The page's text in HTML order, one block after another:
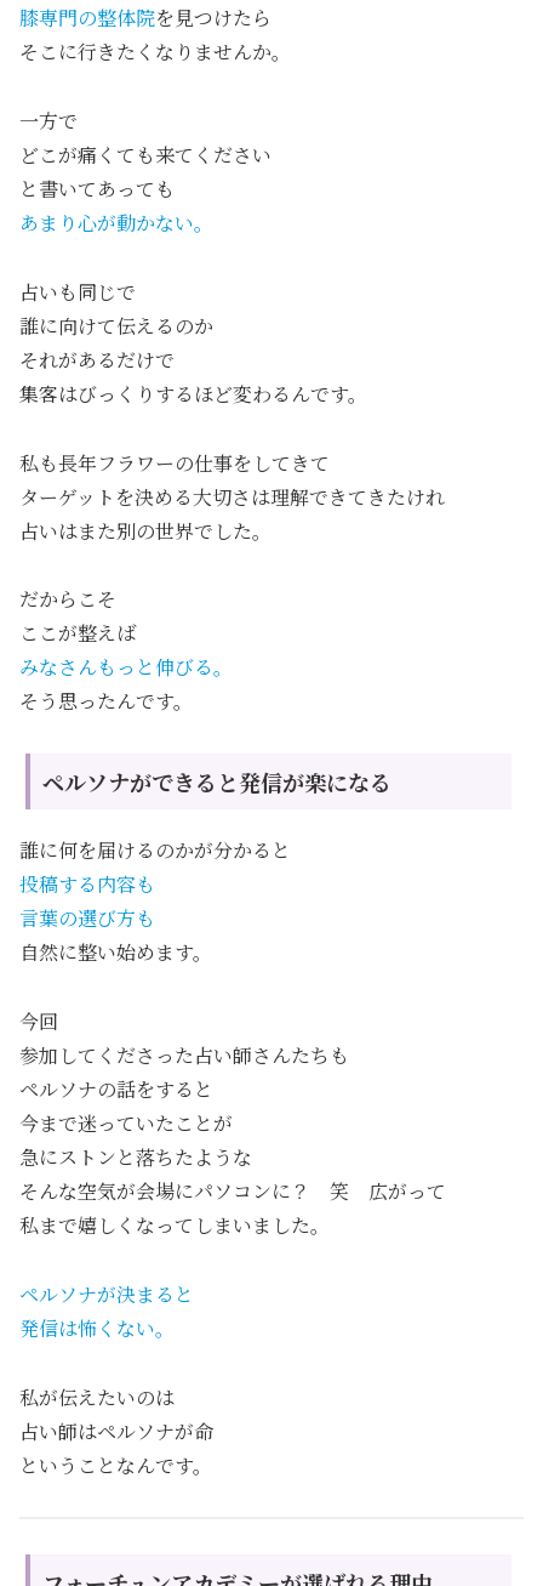
膝専門の整体院を見つけたら
そこに行きたくなりませんか。
一方で
どこが痛くても来てください
と書いてあっても
あまり心が動かない。
占いも同じで
誰に向けて伝えるのか
それがあるだけで
集客はびっくりするほど変わるんです。
私も長年フラワーの仕事をしてきて
ターゲットを決める大切さは理解できてきたけれ
占いはまた別の世界でした。
だからこそ
ここが整えば
みなさんもっと伸びる。
そう思ったんです。
ペルソナができると発信が楽になる
誰に何を届けるのかが分かると
投稿する内容も
言葉の選び方も
自然に整い始めます。
今回
参加してくださった占い師さんたちも
ペルソナの話をすると
今まで迷っていたことが
急にストンと落ちたような
そんな空気が会場にパソコンに？ 笑 広がって
私まで嬉しくなってしまいました。
ペルソナが決まると
発信は怖くない。
私が伝えたいのは
占い師はペルソナが命
ということなんです。